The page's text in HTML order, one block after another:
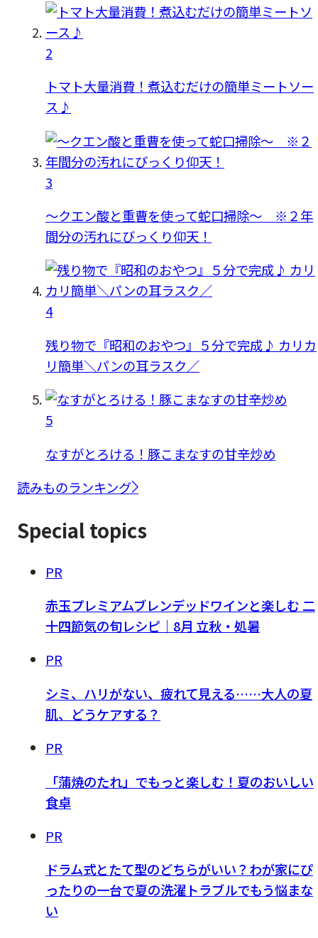
2
トマト大量消費！煮込むだけの簡単ミートソー
ス♪
3
〜クエン酸と重曹を使って蛇口掃除〜 ※２年
間分の汚れにびっくり仰天！
4
残り物で『昭和のおやつ』５分で完成♪ カリカ
リ簡単＼パンの耳ラスク／
5
なすがとろける！豚こまなすの甘辛炒め
読みものランキング
Special topics
PR
赤玉プレミアムブレンデッドワインと楽しむ 二
十四節気の旬レシピ｜8月 立秋・処暑
PR
シミ、ハリがない、疲れて見える……大人の夏
肌、どうケアする？
PR
「蒲焼のたれ」でもっと楽しむ！夏のおいしい
食卓
PR
ドラム式とたて型のどちらがいい？わが家にぴ
ったりの一台で夏の洗濯トラブルでもう悩まな
い